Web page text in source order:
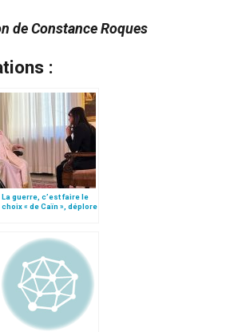
de Constance Roques
:
La guerre, c’est faire le
choix « de Caïn », déplore